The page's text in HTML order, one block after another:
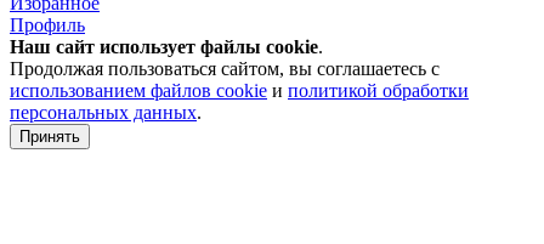
Профиль
Наш сайт использует файлы cookie.
Продолжая пользоваться сайтом, вы соглашаетесь с
использованием файлов cookie и политикой обработки
персональных данных.
Принять